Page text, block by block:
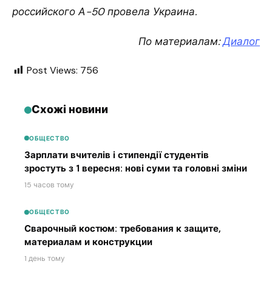
российского А-50 провела Украина.
По материалам:Диалог
Post Views: 756
Схожі новини
ОБЩЕСТВО
Зарплати вчителів і стипендії студентів
зростуть з 1 вересня: нові суми та головні зміни
15 часов тому
ОБЩЕСТВО
Сварочный костюм: требования к защите,
материалам и конструкции
1 день тому